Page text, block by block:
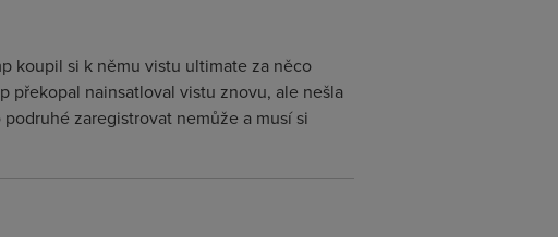
koupil si k němu vistu ultimate za něco
nainsatloval vistu znovu, ale nešla
zaregistrovat nemůže a musí si